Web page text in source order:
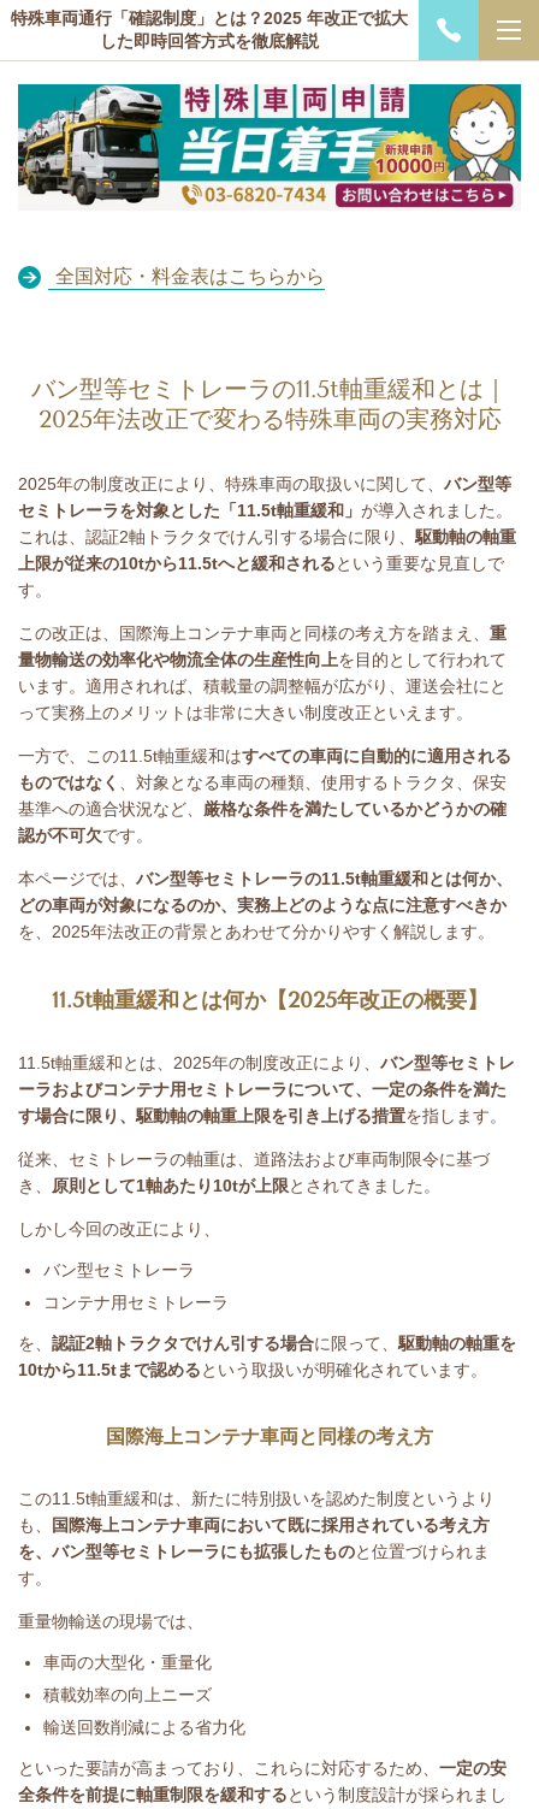
特殊車両通行「確認制度」とは？2025 年改正で拡大
した即時回答方式を徹底解説
全国対応・料金表はこちらから
バン型等セミトレーラの11.5t軸重緩和とは｜
2025年法改正で変わる特殊車両の実務対応
2025年の制度改正により、特殊車両の取扱いに関して、 バン型等
セミトレーラを対象とした「11.5t軸重緩和」 が導入されました。
これは、認証2軸トラクタでけん引する場合に限り、 駆動軸の軸重
上限が従来の10tから11.5tへと緩和されるという重要な見直しで
す。
この改正は、国際海上コンテナ車両と同様の考え方を踏まえ、 重
量物輸送の効率化や物流全体の生産性向上を目的として行われて
います。適用されれば、積載量の調整幅が広がり、運送会社にと
って実務上のメリットは非常に大きい制度改正といえます。
一方で、この11.5t軸重緩和はすべての車両に自動的に適用される
ものではなく
、対象となる車両の種類、使用するトラクタ、保安
基準への適合状況など、 厳格な条件を満たしているかどうかの確
認が不可欠です。
本ページでは、 バン型等セミトレーラの11.5t軸重緩和とは何か、
どの車両が対象になるのか、実務上どのような点に注意すべきか
を、2025年法改正の背景とあわせて分かりやすく解説します。
11.5t軸重緩和とは何か【2025年改正の概要】
11.5t軸重緩和とは、 2025年の制度改正により、 バン型等セミトレ
ーラおよびコンテナ用セミトレーラについて、一定の条件を満た
す場合に限り、駆動軸の軸重上限を引き上げる措置を指します。
従来、セミトレーラの軸重は、道路法および車両制限令に基づ
き、
原則として1軸あたり 10tが上限とされてきました。
しかし今回の改正により、
バン型セミトレーラ
コンテナ用セミトレーラ
を、 認証2軸トラクタでけん引する場合に限って、 駆動軸の軸重を
10tから11.5tまで認めるという取扱いが明確化されています。
国際海上コンテナ車両と同様の考え方
この11.5t軸重緩和は、新たに特別扱いを認めた制度というより
も、 国際海上コンテナ車両において既に採用されている考え方
を、バン型等セミトレーラにも拡張したものと位置づけられま
す。
重量物輸送の現場では、
車両の大型化・重量化
積載効率の向上ニーズ
輸送回数削減による省力化
といった要請が高まっており、これらに対応するため、 一定の安
全条件を前提に軸重制限を緩和するという制度設計が採られまし